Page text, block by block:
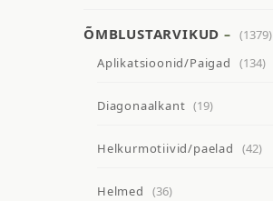
ÕMBLUSTARVIKUD
(1379)
Aplikatsioonid/Paigad
(134)
Diagonaalkant (19)
Helkurmotiivid/paelad (42)
Helmed (36)